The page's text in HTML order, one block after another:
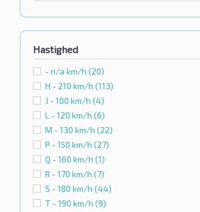
Hastighed
- n/a km/h (20)
H - 210 km/h (113)
J - 100 km/h (4)
L - 120 km/h (6)
M - 130 km/h (22)
P - 150 km/h (27)
Q - 160 km/h (1)
R - 170 km/h (7)
S - 180 km/h (44)
T - 190 km/h (9)